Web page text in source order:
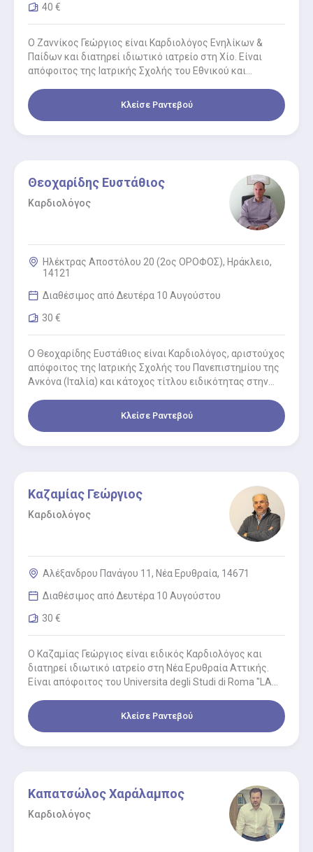
40 €
Ο Ζαννίκος Γεώργιος είναι Καρδιολόγος Ενηλίκων &
Παίδων και διατηρεί ιδιωτικό ιατρείο στη Χίο. Είναι
απόφοιτος της Ιατρικής Σχολής του Εθνικού και
Κλείσε Ραντεβού
Θεοχαρίδης Ευστάθιος
Καρδιολόγος
Ηλέκτρας Αποστόλου 20 (2ος ΟΡΟΦΟΣ), Ηράκλειο,
14121
Διαθέσιμος από Δευτέρα 10 Αυγούστου
30 €
Ο Θεοχαρίδης Ευστάθιος είναι Καρδιολόγος, αριστούχος
απόφοιτος της Ιατρικής Σχολής του Πανεπιστημίου της
Ανκόνα (Ιταλία) και κάτοχος τίτλου ειδικότητας στην
Κλείσε Ραντεβού
Καζαμίας Γεώργιος
Καρδιολόγος
Αλέξανδρου Πανάγου 11, Νέα Ερυθραία, 14671
Διαθέσιμος από Δευτέρα 10 Αυγούστου
30 €
Ο Καζαμίας Γεώργιος είναι ειδικός Καρδιολόγος και
διατηρεί ιδιωτικό ιατρείο στη Νέα Ερυθραία Αττικής.
Είναι απόφοιτος του Universita degli Studi di Roma "LA
Κλείσε Ραντεβού
Καπατσώλος Χαράλαμπος
Καρδιολόγος